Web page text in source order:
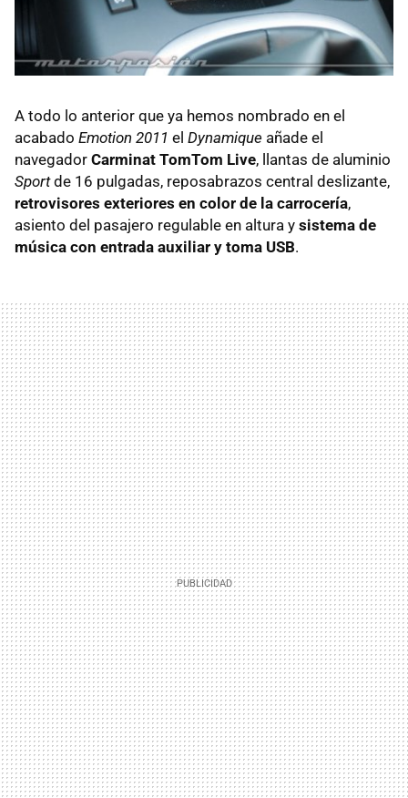
A todo lo anterior que ya hemos nombrado en el
acabado Emotion 2011 el Dynamique añade el
navegador Carminat TomTom Live, llantas de aluminio
Sportde 16 pulgadas, reposabrazos central deslizante,
retrovisores exteriores en color de la carrocería,
asiento del pasajero regulable en altura y sistema de
música con entrada auxiliar y toma USB.